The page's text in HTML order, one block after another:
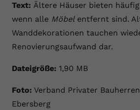
Text: Ältere Häuser bieten
wenn alle Möbelentfernt sind.
Wanddekorationen tauchen
Renovierungsaufwand dar.
Dateigröße: 1,90 MB
Foto: Verband Privater
Ebersberg